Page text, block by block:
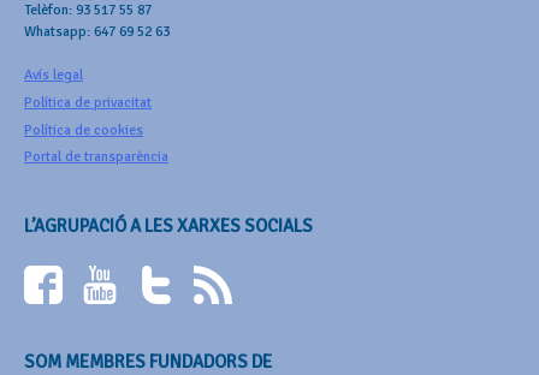
Telèfon: 93 517 55 87
Whatsapp: 647 69 52 63
Avís legal
Política de privacitat
Política de cookies
Portal de transparència
L’AGRUPACIÓ A LES XARXES SOCIALS
SOM MEMBRES FUNDADORS DE